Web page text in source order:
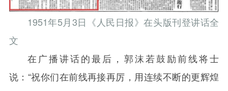
1951年5月3日《人民日报》在头版刊登讲话全
文
在广播讲话的最后，郭沫若鼓励前线将士
说：“祝你们在前线再接再厉，用连续不断的更辉煌